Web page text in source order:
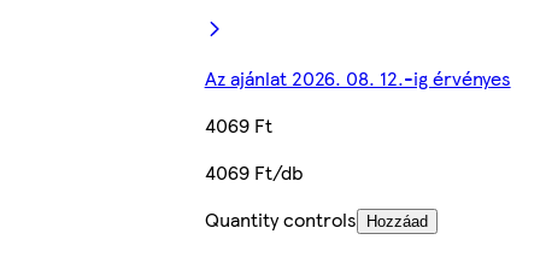
Az ajánlat 2026. 08. 12.-ig érvényes
4069 Ft
4069 Ft/db
Quantity controls
Hozzáad